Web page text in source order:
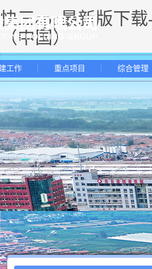
快三app最新版下
（中国）
工作 重点项目 综合管理